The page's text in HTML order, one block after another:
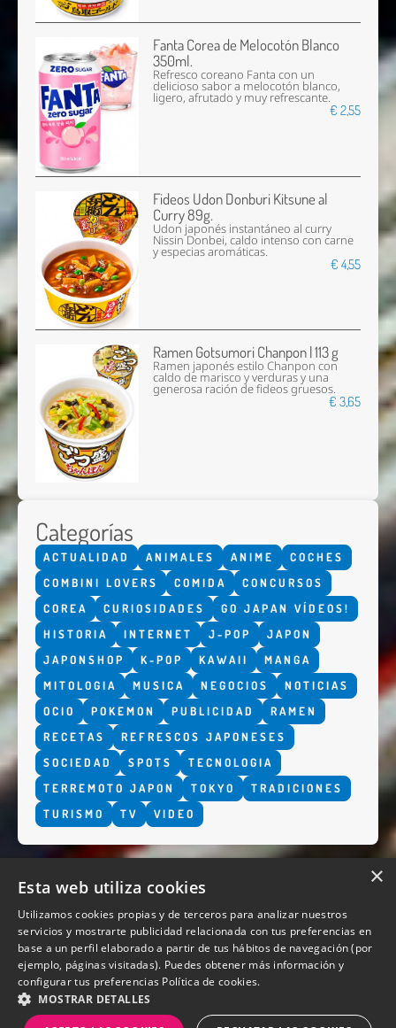
Fanta Corea de Melocotón Blanco
350ml.
Refresco coreano Fanta con un
delicioso sabor a melocotón blanco,
ligero, afrutado y muy refrescante.
€ 2,55
Fideos Udon Donburi Kitsune al
Curry 89g.
Udon japonés instantáneo al curry
Nissin Donbei, caldo intenso con carne
y especias aromáticas.
€ 4,55
Ramen Gotsumori Chanpon | 113 g
Ramen japonés estilo Chanpon con
caldo de marisco y verduras y una
generosa ración de fideos gruesos.
€ 3,65
Categorías
ACTUALIDAD ANIMALES ANIME
COCHES
COMBINI LOVERS
COMIDA
CONCURSOS
COREA
CURIOSIDADES
GO JAPAN VÍDEOS!
HISTORIA
INTERNET J-POP
JAPON
JAPONSHOP
K-POP KAWAII
MANGA
MITOLOGIA
MUSICA NEGOCIOS
NOTICIAS
OCIO
POKEMON PUBLICIDAD
RAMEN
RECETAS
REFRESCOS JAPONESES
SOCIEDAD
SPOTS
TECNOLOGIA
TERREMOTO JAPON
TOKYO
TRADICIONES
TURISMO
TV VIDEO
QUIENES SOMOS
×
Esta web utiliza cookies
Utilizamos cookies propias y de terceros para analizar nuestros
servicios y mostrarte publicidad relacionada con tus preferencias en
base a un perfil elaborado a partir de tus hábitos de navegación (por
ejemplo, páginas visitadas). Puedes obtener más información y
configurar tus preferencias Política de cookies.
MOSTRAR DETALLES